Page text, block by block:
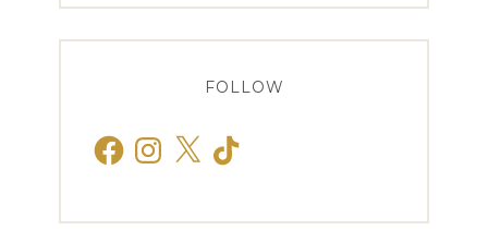
FOLLOW
FacebookInstagram
X TikTok